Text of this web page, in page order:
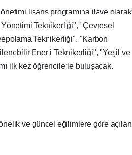
lisans programına ilave olarak
Yönetimi Teknikerliği", "Çevresel
Teknikerliği", "Karbon
Enerji Teknikerliği", "Yeşil ve
ilk kez öğrencilerle buluşacak.
ve güncel eğilimlere göre açılan